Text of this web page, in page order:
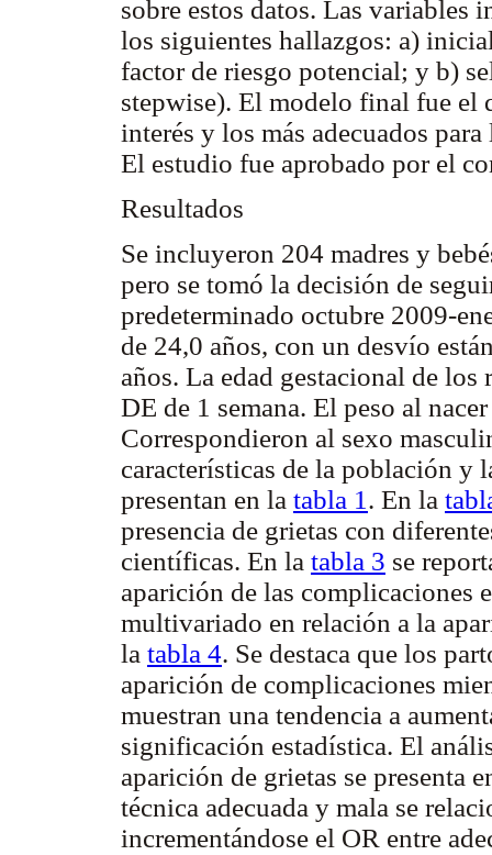
sobre estos datos. Las variables
los siguientes hallazgos: a)
factor de riesgo potencial; y b)
stepwise). El modelo final fue el
interés y los más adecuados
El estudio fue aprobado por el
Resultados
Se incluyeron 204 madres y
pero se tomó la decisión de
predeterminado octubre 2009-
de 24,0 años, con un desvío
años. La edad gestacional de los
DE de 1 semana. El peso al
Correspondieron al sexo
características de la población y
presentan en la tabla 1 . En la
presencia de grietas con
científicas. En la tabla 3 se
aparición de las complicaciones
multivariado en relación a la
la tabla 4. Se destaca que los
aparición de complicaciones
muestran una tendencia a
significación estadística. El
aparición de grietas se presenta
técnica adecuada y mala se
incrementándose el OR entre